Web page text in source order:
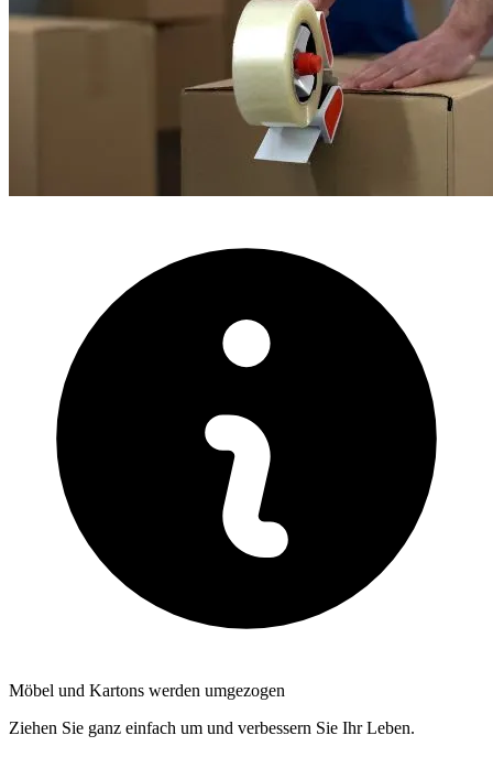
Möbel und Kartons werden umgezogen
Ziehen Sie ganz einfach um und verbessern Sie Ihr Leben.